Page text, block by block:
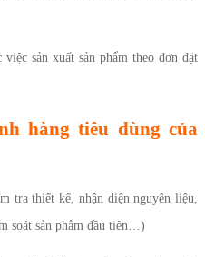
sản xuất sản phẩm theo đơn đặt
hàng tiêu dùng của
tra thiết kế, nhận diện nguyên liệu,
soát sản phẩm đầu tiên…)